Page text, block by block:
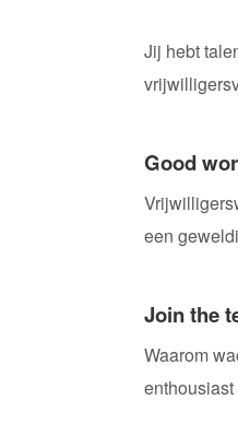
Jij hebt
Good
een
Join the
Waarom
enthousiast